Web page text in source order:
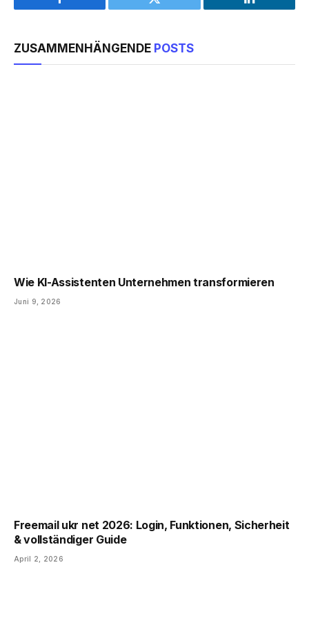
Facebook Twitter LinkedIn
ZUSAMMENHÄNGENDE POSTS
Wie KI-Assistenten Unternehmen transformieren
Juni 9, 2026
Freemail ukr net 2026: Login, Funktionen, Sicherheit
& vollständiger Guide
April 2, 2026